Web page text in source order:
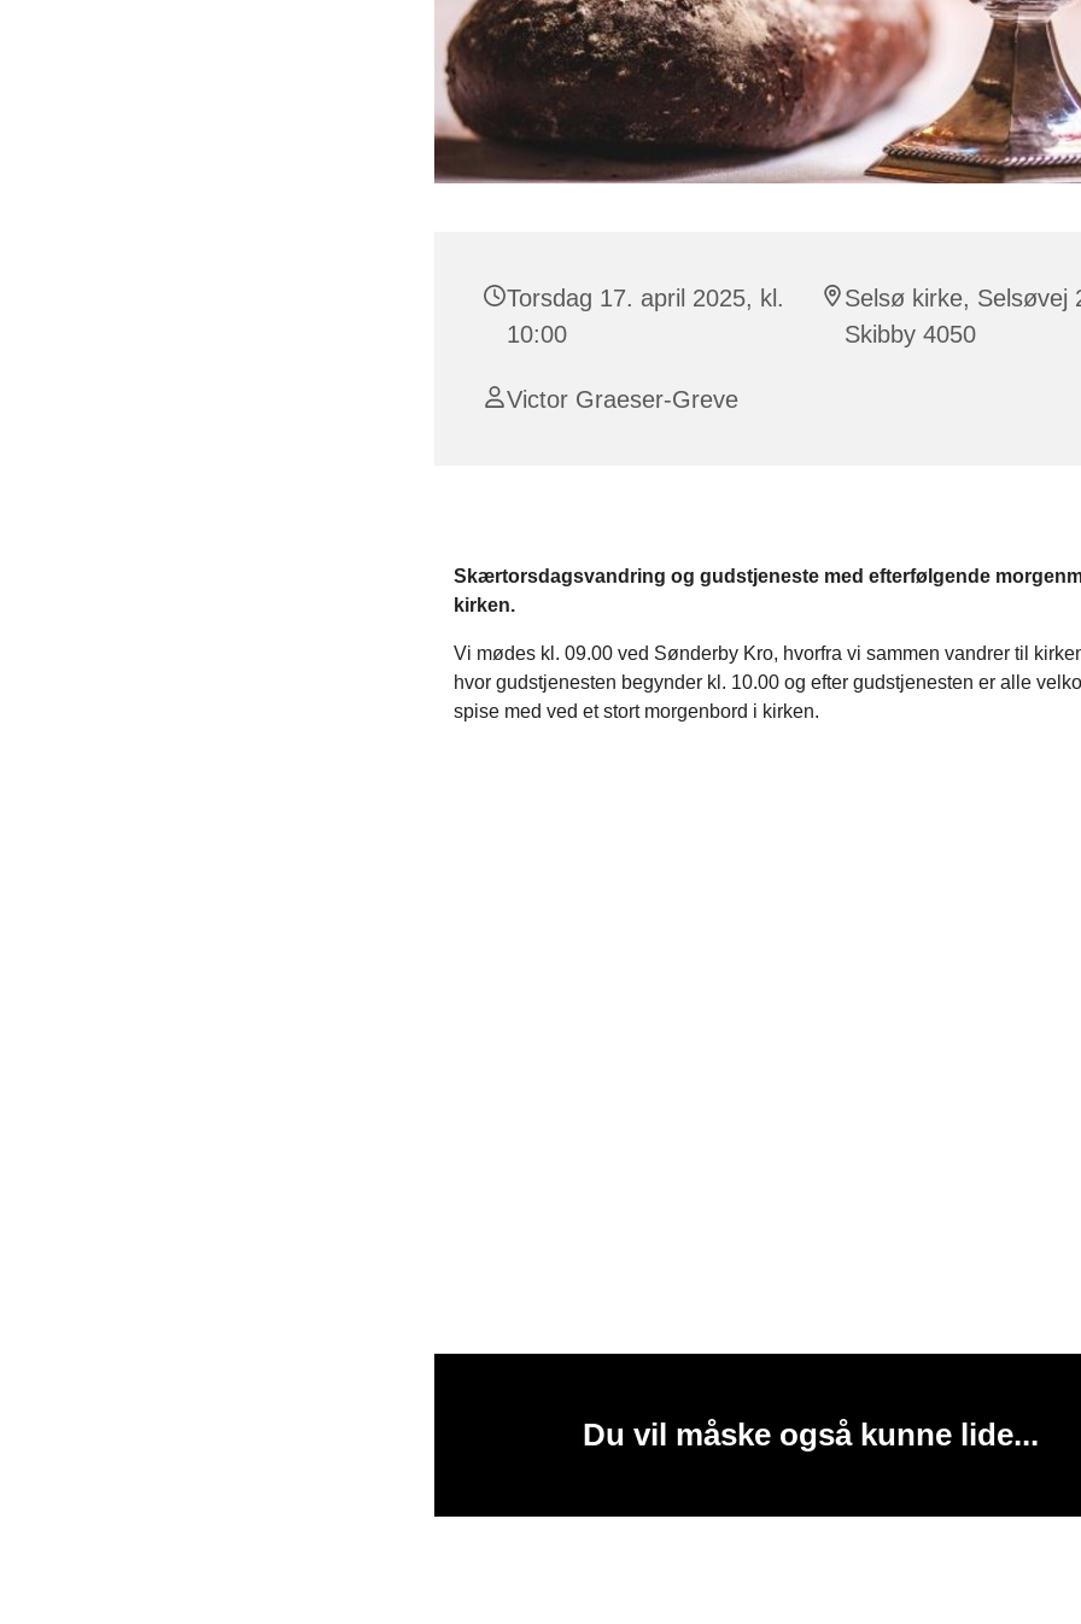
Torsdag 17. april 2025, kl.
10:00
Selsø kirke, Selsøvej
Skibby 4050
Victor Graeser-Greve
Skærtorsdagsvandring og gudstjeneste med efterfølgende
kirken.
Vi mødes kl. 09.00 ved Sønderby Kro, hvorfra vi sammen vandrer til
hvor gudstjenesten begynder kl. 10.00 og efter gudstjenesten er alle
spise med ved et stort morgenbord i kirken.
Du vil måske også kunne lide...